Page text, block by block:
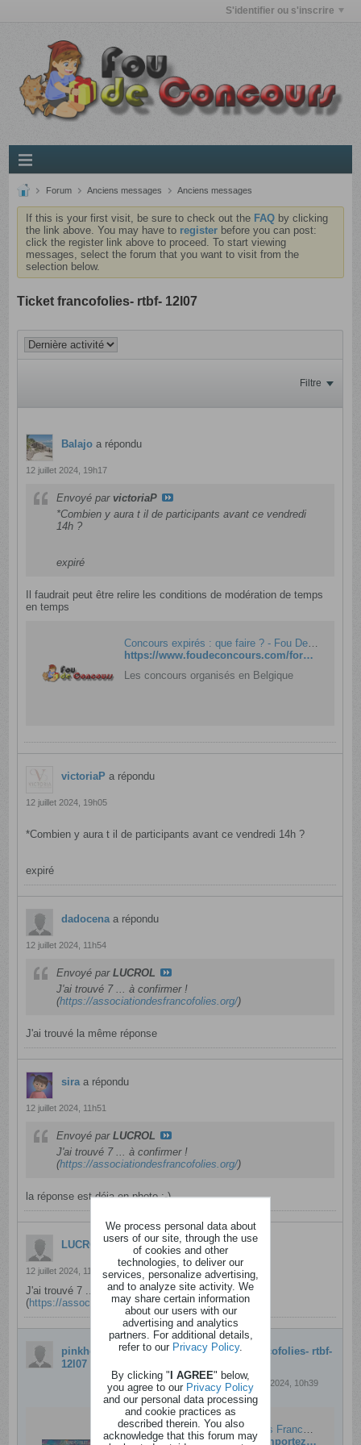
S'identifier ou s'inscrire
Forum Anciens messages Anciens messages
If this is your first visit, be sure to check out the FAQ by clicking
the link above. You may have to register before you can post:
click the register link above to proceed. To start viewing
messages, select the forum that you want to visit from the
selection below.
Ticket francofolies- rtbf- 12l07
Filtre
Balajo a répondu
12 juillet 2024, 19h17
Envoyé par victoriaP
*Combien y aura t il de participants avant ce vendredi
14h ?​
expiré
Il faudrait peut être relire les conditions de modération de temps
en temps
Concours expirés : que faire ? - Fou De Concours
https://www.foudeconcours.com/forum/concours/concours-belges-pour-les-belges/17543-concours-expir%C3%A3%C2%A9s-que-faire
Les concours organisés en Belgique
victoriaP a répondu
12 juillet 2024, 19h05
*Combien y aura t il de participants avant ce vendredi 14h ?​
expiré
dadocenaa répondu
12 juillet 2024, 11h54
Envoyé parLUCROL
J'ai trouvé 7 ... à confirmer !
(https://associationdesfrancofolies.org/)
J'ai trouvé la même réponse
siraa répondu
12 juillet 2024, 11h51
Envoyé parLUCROL
J'ai trouvé 7 ... à confirmer !
(https://associationdesfrancofolies.org/)
la réponse est déja en photo :-)
LUCROLa répondu
12 juillet 2024, 11h43
J'ai trouvé 7 ... à confirmer !
(https://associationdesfrancofolies.org/)
pinkhelll a crée une discussionTicket francofolies- rtbf-
12l07
12 juillet 2024, 10h39
Remportez vos entrées pour les Francofolies de Spa ! - RTBF Actus
https://www.rtbf.be/article/remportez-vos-entrees-pour-les-francofolies-de-spa-11400273
We process personal data about
users of our site, through the use
of cookies and other
technologies, to deliver our
services, personalize advertising,
and to analyze site activity. We
may share certain information
about our users with our
advertising and analytics
partners. For additional details,
refer to our Privacy Policy.
By clicking "I AGREE" below,
you agree to our Privacy Policy
and our personal data processing
and cookie practices as
described therein. You also
acknowledge that this forum may